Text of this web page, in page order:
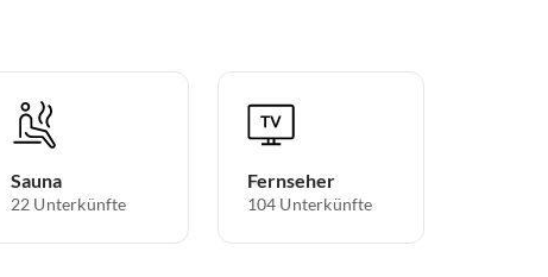
Sauna
22 Unterkünfte
Fernseher
104 Unterkünfte